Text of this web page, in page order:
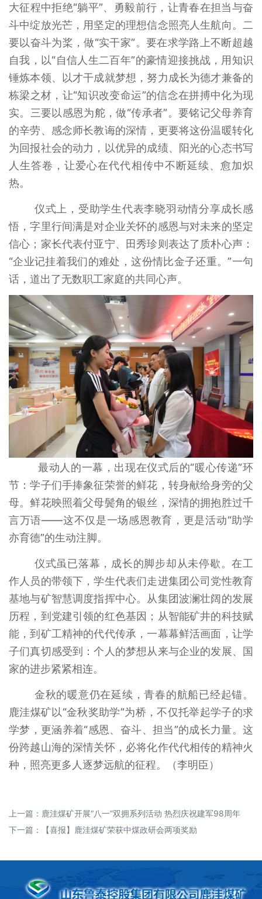
大征程中拒绝“躺平”、勇毅前行，让青春在担当与奋
斗中绽放光芒，用坚定的理想信念照亮人生航向。二
要以奋斗为桨，做“实干家”。要在求学路上不断超越
自我，以“自信人生二百年”的豪情迎接挑战，用知识
锤炼本领、以才干成就梦想，努力成长为德才兼备的
栋梁之材，让“知识改变命运”的信念在拼搏中化为现
实。三要以感恩为舵，做“传承者”。要铭记父母养育
的辛劳、感念师长教诲的深情，更要将这份温暖转化
为回报社会的动力，以优异的成绩、阳光的心态书写
人生答卷，让爱心在代代相传中不断延续、愈加炽
热。
仪式上，受助学生代表李晓羽动情分享成长感
悟，字里行间满是对企业关怀的感恩与对未来的坚定
信心；家长代表付亚宁、田秀珍则表达了质朴心声：
“企业记挂着我们的难处，这份情比金子还重。”一句
话，道出了无数职工家庭的共同心声。
最动人的一幕，出现在仪式后的“暖心传递”环
节：学子们手捧象征荣誉的鲜花，转身献给身旁的父
母。鲜花映照着父母鬓角的银丝，深情的拥抱胜过千
言万语——这不仅是一场感恩教育，更是活动“助学
亦育德”的生动注脚。
仪式虽已落幕，成长的脚步却从未停歇。在工
作人员的带领下，学生代表们走进集团公司党性教育
基地与矿智慧调度指挥中心。从集团波澜壮阔的发展
历程，到党建引领的红色基因；从智能矿井的科技赋
能，到矿工精神的代代传承，一幕幕鲜活画面，让学
子们真切感受到：个人的梦想从来与企业的发展、国
家的进步紧紧相连。
金秋的暖意仍在延续，青春的航船已经起锚。
鹿洼煤矿以“金秋奖助学”为桥，不仅托举起学子的求
学梦，更涵养着“感恩、奋斗、担当”的成长力量。这
份跨越山海的深情关怀，必将化作代代相传的精神火
种，照亮更多人逐梦远航的征程。（李明臣）
上一篇： 鹿洼煤矿开展“八一”双拥系列活动 热烈庆祝建军98周年
下一篇：
【喜报】鹿洼煤矿荣获中煤政研会两项奖励